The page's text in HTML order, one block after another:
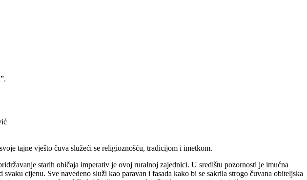
tajne vješto čuva služeći se religioznošću, tradicijom i imetkom.
starih običaja imperativ je ovoj ruralnoj zajednici. U središtu pozornosti je imućna
cijenu. Sve navedeno služi kao paravan i fasada kako bi se sakrila strogo čuvana obiteljska